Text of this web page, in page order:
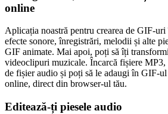
online
Aplicația noastră pentru crearea de GIF-
efecte sonore, înregistrări, melodii și alte
GIF animate. Mai apoi, poți să îți
videoclipuri muzicale. Încarcă fișiere
de fișier audio și poți să le adaugi în GIF-ul
online, direct din browser-ul tău.
Editează-ți piesele audio